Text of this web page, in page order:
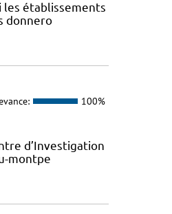
les établissements
donnero
100%
d’Investigation
montpe